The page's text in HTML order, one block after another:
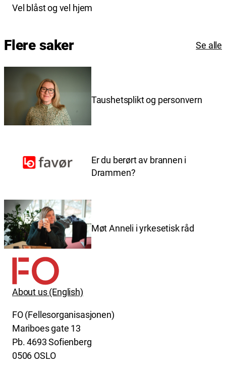
Vel blåst og vel hjem
Flere saker Se alle
Taushetsplikt og personvern
Er du berørt av brannen i
Drammen?
Møt Anneli i yrkesetisk råd
About us (English)
FO (Fellesorganisasjonen)
Mariboes gate 13
Pb. 4693 Sofienberg
0506 OSLO